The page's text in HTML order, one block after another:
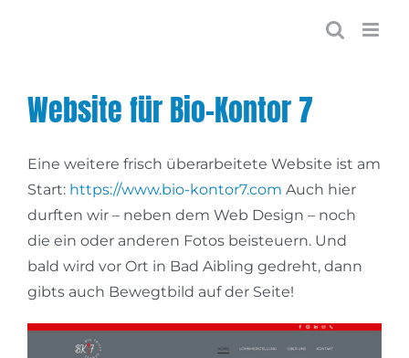
Website für Bio-Kontor 7
Eine weitere frisch überarbeitete Website ist am
Start: https://www.bio-kontor7.com Auch hier
durften wir – neben dem Web Design – noch
die ein oder anderen Fotos beisteuern. Und
bald wird vor Ort in Bad Aibling gedreht, dann
gibts auch Bewegtbild auf der Seite!